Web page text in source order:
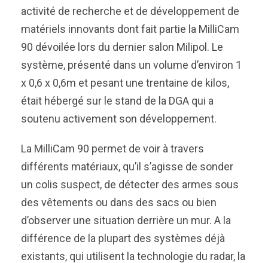
activité de recherche et de développement de
matériels innovants dont fait partie la MilliCam
90 dévoilée lors du dernier salon Milipol. Le
système, présenté dans un volume d’environ 1
x 0,6 x 0,6m et pesant une trentaine de kilos,
était hébergé sur le stand de la DGA qui a
soutenu activement son développement.
La MilliCam 90 permet de voir à travers
différents matériaux, qu’il s’agisse de sonder
un colis suspect, de détecter des armes sous
des vêtements ou dans des sacs ou bien
d’observer une situation derrière un mur. A la
différence de la plupart des systèmes déjà
existants, qui utilisent la technologie du radar, la